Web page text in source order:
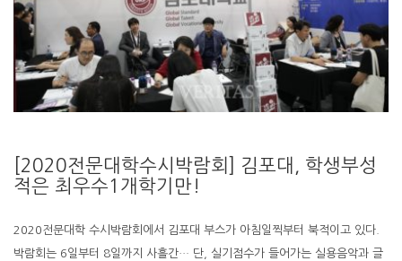
[2020전문대학수시박람회] 김포대, 학생부성
적은 최우수1개학기만!
2020전문대학 수시박람회에서 김포대 부스가 아침일찍부터 북적이고 있다.
박람회는 6일부터 8일까지 사흘간… 단, 실기점수가 들어가는 실용음악과 글